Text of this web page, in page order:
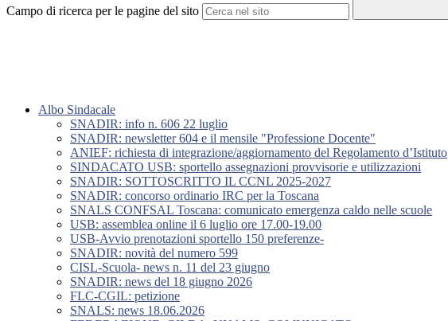
Campo di ricerca per le pagine del sito
Albo Sindacale
SNADIR: info n. 606 22 luglio
SNADIR: newsletter 604 e il mensile "Professione Docente"
ANIEF: richiesta di integrazione/aggiornamento del Regolamento d’Istituto
SINDACATO USB: sportello assegnazioni provvisorie e utilizzazioni
SNADIR: SOTTOSCRITTO IL CCNL 2025-2027
SNADIR: concorso ordinario IRC per la Toscana
SNALS CONFSAL Toscana: comunicato emergenza caldo nelle scuole
USB: assemblea online il 6 luglio ore 17.00-19.00
USB-Avvio prenotazioni sportello 150 preferenze-
SNADIR: novità del numero 599
CISL-Scuola- news n. 11 del 23 giugno
SNADIR: news del 18 giugno 2026
FLC-CGIL: petizione
SNALS: news 18.06.2026